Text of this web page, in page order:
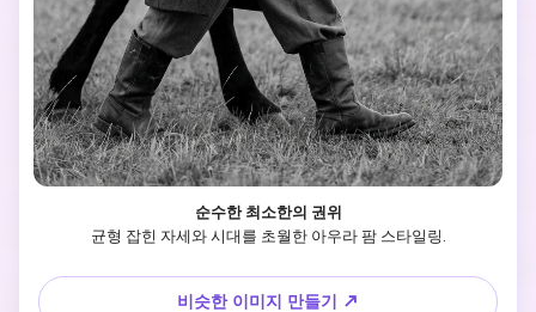
순수한 최소한의 권위
균형 잡힌 자세와 시대를 초월한 아우라 팜 스타일링.
비슷한 이미지 만들기 ↗